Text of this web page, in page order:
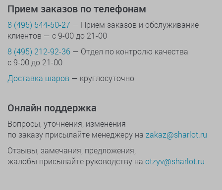
Прием заказов по телефонам
8 (495) 544-50-27 — Прием заказов и обслуживание
клиентов — с 9-00 до 21-00
8 (495) 212-92-36 — Отдел по контролю качества
с 9-00 до 21-00
Доставка шаров — круглосуточно
Онлайн поддержка
Вопросы, уточнения, изменения
по заказу присылайте менеджеру на zakaz@sharlot.ru
Отзывы, замечания, предложения,
жалобы присылайте руководству на otzyv@sharlot.ru